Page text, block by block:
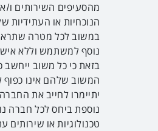
מהסעיפים השירותים ו/
הנוכחיות או
במשוב לכל מטרה שתראה
נוסף למשתמש וללא
בזאת כי כל משוב ייחשב
המשוב שלהם אינו כפוף
יתיימרו לחייב את
נוספת ביחס לכל חברה
טכנולוגיות או